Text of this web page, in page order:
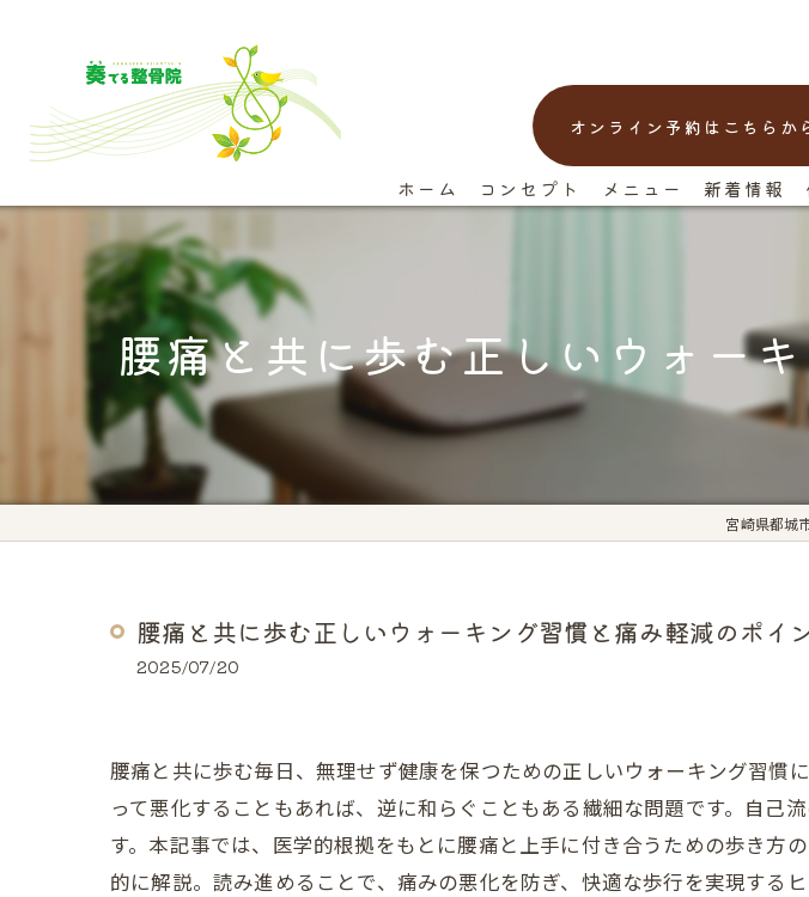
オンライン予約はこちらか
ホーム コンセプト メニュー 新着情報
腰痛と共に歩む正しいウォー
宮崎県都城
腰痛と共に歩む正しいウォーキング習慣と痛み軽減のポイ
2025/07/20
腰痛と共に歩む毎日、無理せず健康を保つための正しいウォーキング習慣
って悪化することもあれば、逆に和らぐこともある繊細な問題です。自己
す。本記事では、医学的根拠をもとに腰痛と上手に付き合うための歩き
的に解説。読み進めることで、痛みの悪化を防ぎ、快適な歩行を実現するヒ